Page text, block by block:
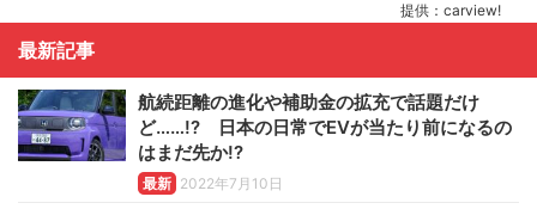
提供：carview!
最新記事
航続距離の進化や補助金の拡充で話題だけ
ど……!? 日本の日常でEVが当たり前になるの
はまだ先か!?
最新 2022年7月10日